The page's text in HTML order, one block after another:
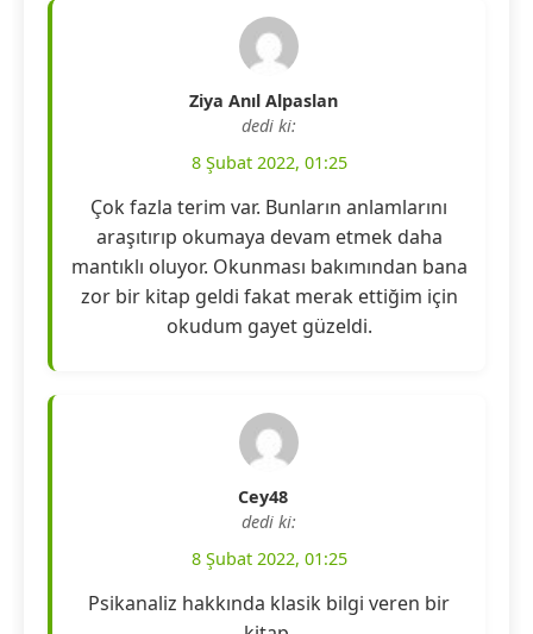
Ziya Anıl Alpaslan
dedi ki:
8 Şubat 2022, 01:25
Çok fazla terim var. Bunların anlamlarını
araşıtırıp okumaya devam etmek daha
mantıklı oluyor. Okunması bakımından bana
zor bir kitap geldi fakat merak ettiğim için
okudum gayet güzeldi.
Cey48
dedi ki:
8 Şubat 2022, 01:25
Psikanaliz hakkında klasik bilgi veren bir